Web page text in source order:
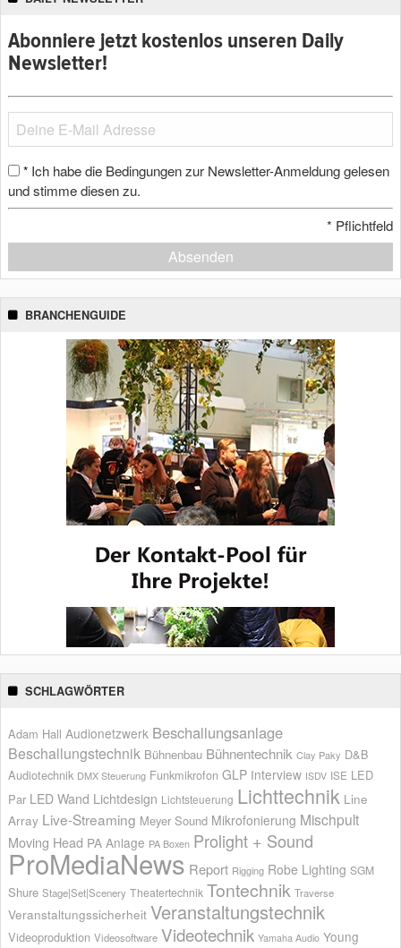
Abonniere jetzt kostenlos unseren Daily
Newsletter!
* Ich habe die Bedingungen zur Newsletter-Anmeldung gelesen
und stimme diesen zu.
* Pflichtfeld
Absenden
BRANCHENGUIDE
SCHLAGWÖRTER
Adam Hall Audionetzwerk Beschallungsanlage
Beschallungstechnik Bühnenbau Bühnentechnik Clay Paky D&B
Audiotechnik DMX Steuerung Funkmikrofon GLP Interview ISDV ISE LED
Par LED Wand Lichtdesign Lichtsteuerung Lichttechnik Line
Array Live-Streaming Meyer Sound Mikrofonierung Mischpult
Moving Head PA Anlage PA Boxen Prolight + Sound
ProMediaNews Report Rigging Robe Lighting SGM
Shure Stage|Set|Scenery Theatertechnik Tontechnik Traverse
Veranstaltungssicherheit Veranstaltungstechnik
Videoproduktion Videosoftware Videotechnik Yamaha Audio Young